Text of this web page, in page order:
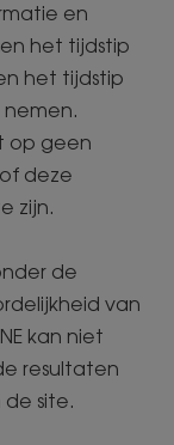
en
het tijdstip
het tijdstip
nemen.
op geen
deze
zijn.
de
van
kan niet
resultaten
site.